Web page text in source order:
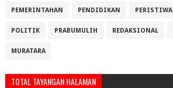
PEMERINTAHAN PENDIDIKAN PERISTIWA
POLITIK PRABUMULIH REDAKSIONAL
MURATARA
TOTAL TAYANGAN HALAMAN